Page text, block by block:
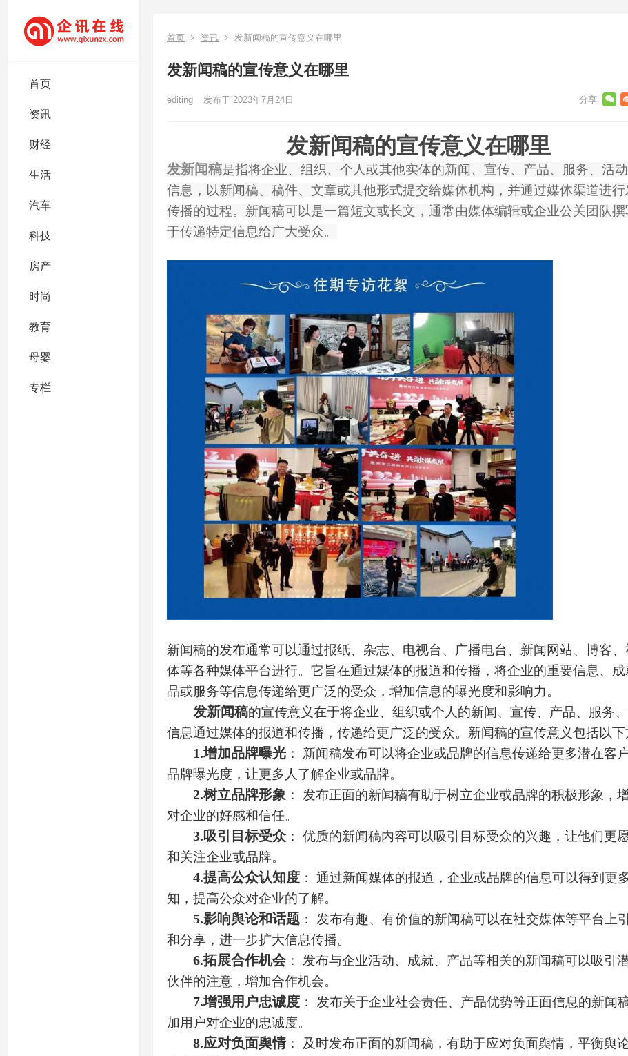
首页
资讯
财经
生活
汽车
科技
房产
时尚
教育
母婴
专栏
首页 资讯 发新闻稿的宣传意义在哪里
发新闻稿的宣传意义在哪里
editing 发布于 2023年7月24日
发新闻稿的宣传意义在哪里
发新闻稿是指将企业、组织、个人或其他实体的新闻、宣传、产品、服务、活
信息，以新闻稿、稿件、文章或其他形式提交给媒体机构，并通过媒体渠道进行
传播的过程。新闻稿可以是一篇短文或长文，通常由媒体编辑或企业公关团队撰
于传递特定信息给广大受众。
新闻稿的发布通常可以通过报纸、杂志、电视台、广播电台、新闻网站、博客、
体等各种媒体平台进行。它旨在通过媒体的报道和传播，将企业的重要信息、
品或服务等信息传递给更广泛的受众，增加信息的曝光度和影响力。
发新闻稿的宣传意义在于将企业、组织或个人的新闻、宣传、产品、服务
信息通过媒体的报道和传播，传递给更广泛的受众。新闻稿的宣传意义包括以下
1.增加品牌曝光 ： 新闻稿发布可以将企业或品牌的信息传递给更多潜在客
品牌曝光度，让更多人了解企业或品牌。
2.树立品牌形象 ： 发布正面的新闻稿有助于树立企业或品牌的积极形象，
对企业的好感和信任。
3.吸引目标受众： 优质的新闻稿内容可以吸引目标受众的兴趣，让他们更
和关注企业或品牌。
4.提高公众认知度 ： 通过新闻媒体的报道，企业或品牌的信息可以得到更
知，提高公众对企业的了解。
5.影响舆论和话题 ： 发布有趣、有价值的新闻稿可以在社交媒体等平台上
和分享，进一步扩大信息传播。
6.拓展合作机会： 发布与企业活动、成就、产品等相关的新闻稿可以吸引
伙伴的注意，增加合作机会。
7.增强用户忠诚度 ： 发布关于企业社会责任、产品优势等正面信息的新闻
加用户对企业的忠诚度。
8.应对负面舆情： 及时发布正面的新闻稿，有助于应对负面舆情，平衡舆